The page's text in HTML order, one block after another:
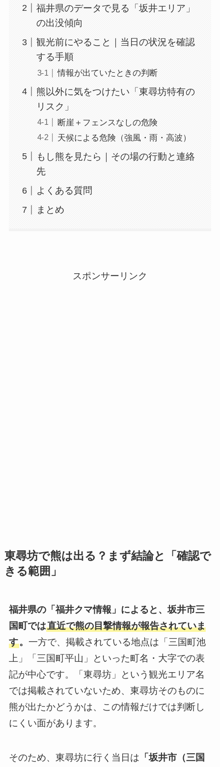
福井県のデータで見る「坂井エリア」
の出没傾向
観光前にやること｜当日の状況を確認
する手順
情報が出ていたときの判断
熊以外に気をつけたい「東尋坊特有の
リスク」
断崖＋フェンスなしの危険
天候による危険（強風・雨・高波）
もし熊を見たら｜その場の行動と連絡
先
よくある質問
まとめ
スポンサーリンク
東尋坊で熊は出る？まず結論と「確認で
きる範囲」
福井県の「福井クマ情報」によると、坂井市三
国町では直近で熊の目撃情報が報告されていま
す。 一方で、掲載されている地点は「三国町池
上」「三国町平山」といった町名・大字での表
記が中心です。「東尋坊」という観光エリア名
では掲載されていないため、東尋坊そのものに
熊が出たかどうかは、この情報だけでは判断し
にくい面があります。
そのため、東尋坊に行く当日は 「坂井市（三国